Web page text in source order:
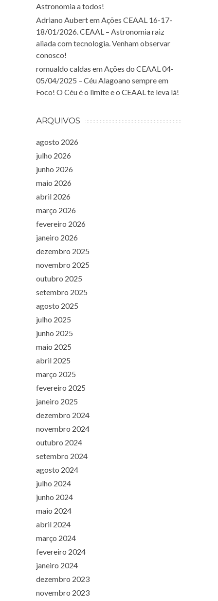
Astronomia a todos!
Adriano AubertemAções CEAAL 16-17-
18/01/2026. CEAAL – Astronomia raiz
aliada com tecnologia. Venham observar
conosco!
romualdo caldas emAções do CEAAL 04-
05/04/2025 – Céu Alagoano sempre em
Foco! O Céu é o limite e o CEAAL te leva lá!
ARQUIVOS
agosto 2026
julho 2026
junho 2026
maio 2026
abril 2026
março 2026
fevereiro 2026
janeiro 2026
dezembro 2025
novembro 2025
outubro 2025
setembro 2025
agosto 2025
julho 2025
junho 2025
maio 2025
abril 2025
março 2025
fevereiro 2025
janeiro 2025
dezembro 2024
novembro 2024
outubro 2024
setembro 2024
agosto 2024
julho 2024
junho 2024
maio 2024
abril 2024
março 2024
fevereiro 2024
janeiro 2024
dezembro 2023
novembro 2023